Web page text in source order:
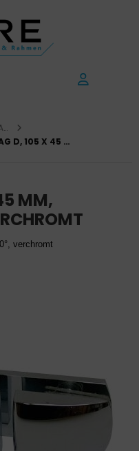
DUSCHE, BAD, KÜCHE & LADENBAU
BESCHLAG D, 105 X 45 MM, GLAS/GLAS 180°, VERCHROMT
MM,
verchromt